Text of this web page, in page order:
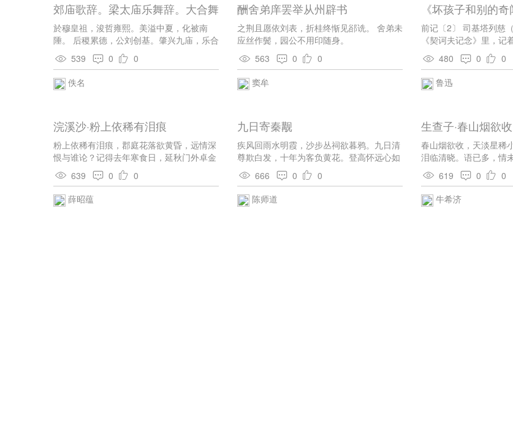
苦，停骖为之伤。何日王道平，开颜睹天
光。
郊庙歌辞。梁太庙乐舞辞。大合舞
於穆皇祖，浚哲雍熙。美溢中夏，化被南
陲。 后稷累德，公刘创基。肇兴九庙，乐合
来仪。539 0
0
佚名
酬舍弟庠罢举从州辟书
之荆且愿依刘表，折桂终惭见郤诜。 舍弟未
应丝作鬓，园公不用印随身。
563
0
0
窦牟
《坏孩子和别的奇
前记〔2〕 司基塔列慈
《契诃夫记念》里，
须要多写！你起始唱的
一本书，就停止住，岂
我自己说：如果我写了
笔，人家决不把我当做
笑。如今的时代怎么可
译，《译文》二卷五期
一月间的事，到七月初
这一年，自说的不满于
为“小笑话”的时代，是
的时候起，直至一八八
之间，他不但用“契红
480 0
0
鲁迅
浣溪沙·粉上依稀有泪痕
粉上依稀有泪痕，郡庭花落欲黄昏，远情深
恨与谁论？记得去年寒食日，延秋门外卓金
轮，日斜人散暗销魂。
639 0
0
薛昭蕴
九日寄秦觏
疾风回雨水明霞，沙步丛祠欲暮鸦。九日清
尊欺白发，十年为客负黄花。登高怀远心如
在，向老逢辰意有加。淮海少年天下士，可
能无地落乌纱。
666 0
0
陈师道
生查子·春山烟欲收
春山烟欲收，天淡星稀
泪临清晓。语已多，情
记得绿罗裙，处处怜芳草
619 0
0
牛希济